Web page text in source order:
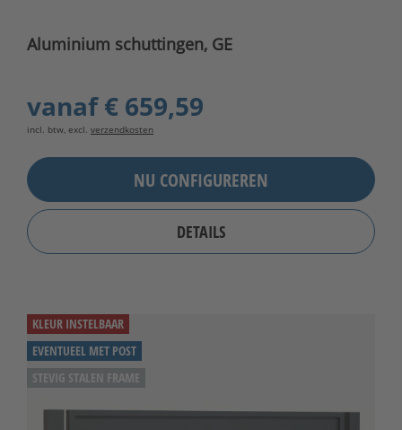
Aluminium schuttingen, GE
vanaf€ 659,59
incl. btw, excl. verzendkosten
NU CONFIGUREREN
DETAILS
KLEUR INSTELBAAR
EVENTUEEL MET POST
STEVIG STALEN FRAME